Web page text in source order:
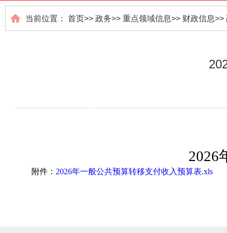
当前位置： 首页>> 政务>> 重点领域信息>> 财政信息>>
2026
附件： 2026年一般公共预算转移支付收入预算表.xls